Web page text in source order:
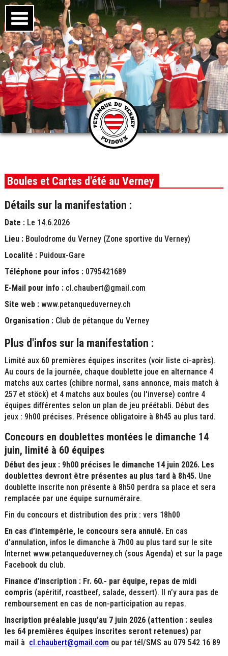
Boules et Cartes d'été au Verney
Détails sur la manifestation :
Date :Le 14.6.2026
Lieu :Boulodrome du Verney (Zone sportive du Verney)
Localité :Puidoux-Gare
Téléphone pour infos :0795421689
E-Mail pour info :cl.chaubert@gmail.com
Site web :www.petanqueduverney.ch
Organisation :Club de pétanque du Verney
Plus d'infos sur la manifestation :
Limité aux 60 premières équipes inscrites (voir liste ci-après).
Au cours de la journée, chaque doublette joue en alternance 4
matchs aux cartes (chibre normal, sans annonce, mais match à
257 et stöck) et 4 matchs aux boules (ou l'inverse) contre 4
équipes différentes selon un plan de jeu préétabli. Début des
jeux : 9h00 précises. Présence obligatoire à 8h45 au plus tard.
Concoursen doublettes montées le dimanche 14
juin, limité à 60 équipes
Début des jeux : 9h00 précises le dimanche 14 juin 2026. Les
doublettes devront être présentes au plus tard à 8h45.Une
doublette inscrite non présente à 8h50 perdra sa place et sera
remplacée par une équipe surnuméraire.
Fin du concours et distribution des prix : vers 18h00
En cas d’intempérie, le concours sera annulé.En cas
d’annulation, infos le dimanche à 7h00 au plus tard sur le site
Internet www.petanqueduverney.ch (sous Agenda) et sur la page
Facebook du club.
Finance d’inscription : Fr. 60.- par équipe, repas de midi
compris (apéritif, roastbeef, salade, dessert). Il n’y aura pas de
remboursement en cas de non-participation au repas.
Inscription préalable jusqu’au 7 juin 2026 (attention : seules
les 64 premières équipes inscrites seront retenues) par
mail à cl.chaubert@gmail.com ou par tél/SMS au 079 542 16 89